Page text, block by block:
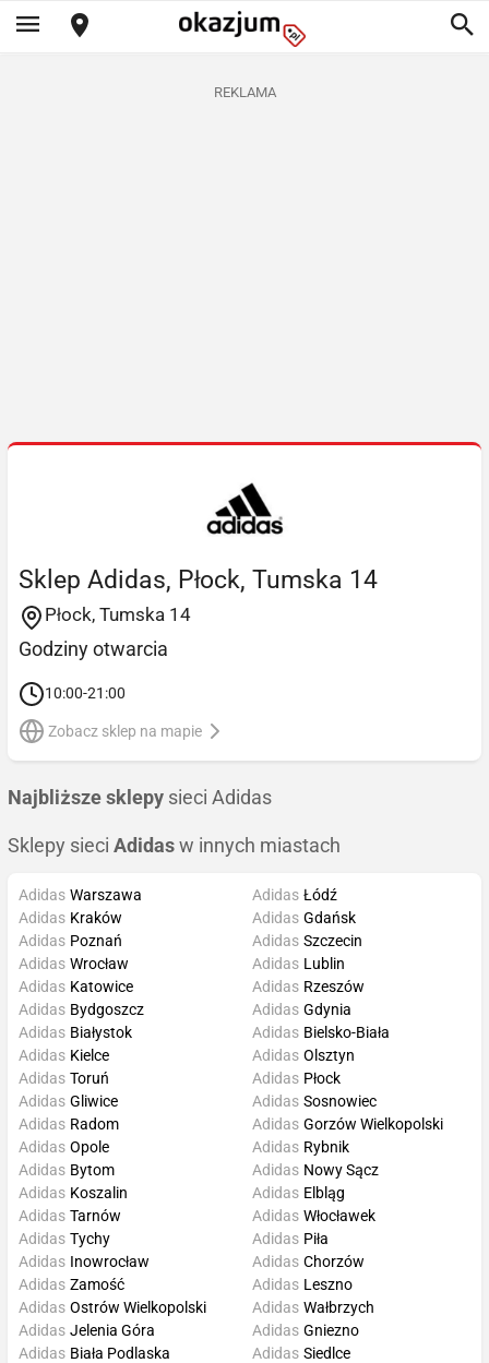
REKLAMA
Sklep Adidas, Płock, Tumska 14
Płock, Tumska 14
Godziny otwarcia
10:00-21:00
Zobacz sklep na mapie
Najbliższe sklepy sieci Adidas
Sklepy sieci Adidas w innych miastach
Adidas Warszawa
Adidas Kraków
Adidas Poznań
Adidas Wrocław
Adidas Łódź
Adidas Gdańsk
Adidas Szczecin
Adidas Lublin
Adidas Katowice
Adidas Bydgoszcz
Adidas Białystok
Adidas Kielce
Adidas Rzeszów
Adidas Gdynia
Adidas Bielsko-Biała
Adidas Olsztyn
Adidas Toruń
Adidas Gliwice
Adidas Radom
Adidas Opole
Adidas Płock
Adidas Sosnowiec
Adidas Gorzów Wielkopolski
Adidas Rybnik
Adidas Bytom
Adidas Koszalin
Adidas Tarnów
Adidas Tychy
Adidas Nowy Sącz
Adidas Elbląg
Adidas Włocławek
Adidas Piła
Adidas Inowrocław
Adidas Zamość
Adidas Ostrów Wielkopolski
Adidas Jelenia Góra
Adidas Chorzów
Adidas Leszno
Adidas Wałbrzych
Adidas Gniezno
Adidas Biała Podlaska
Adidas Siedlce